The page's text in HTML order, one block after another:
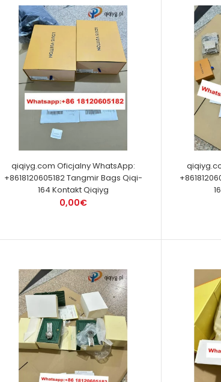
qiqiyg.com Oficjalny WhatsApp:
+8618120605182 Tangmir Bags Qiqi-
164 Kontakt Qiqiyg
0,00€